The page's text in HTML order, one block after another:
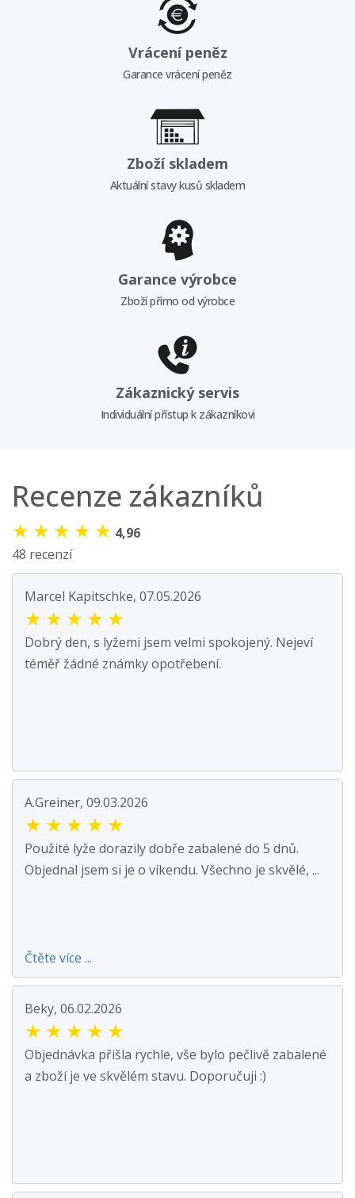
Vrácení peněz
Garance vrácení peněz
Zboží skladem
Aktuální stavy kusů skladem
Garance výrobce
Zboží přímo od výrobce
Zákaznický servis
Individuální přístup k zákazníkovi
Recenze zákazníků
★ ★ ★ ★ ★ 4,96
48 recenzí
Marcel Kapitschke, 07.05.2026
★ ★ ★ ★ ★
Dobrý den, s lyžemi jsem velmi spokojený. Nejeví
téměř žádné známky opotřebení.
A.Greiner, 09.03.2026
★ ★ ★ ★ ★
Použité lyže dorazily dobře zabalené do 5 dnů.
Objednal jsem si je o víkendu. Všechno je skvělé, ...
Čtěte více ...
Beky, 06.02.2026
★ ★ ★ ★ ★
Objednávka přišla rychle, vše bylo pečlivě zabalené
a zboží je ve skvělém stavu. Doporučuji :)